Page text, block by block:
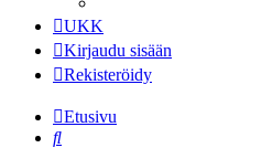
UKK
Kirjaudu sisään
Rekisteröidy
Etusivu
Etsi